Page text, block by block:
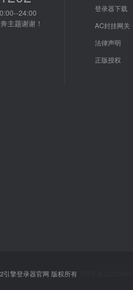
24:00
主题谢谢！
登录器下载
AC封挂网关
法律声明
正版授权
引擎登录器官网 版权所有